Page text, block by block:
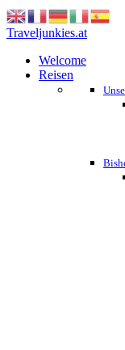
Traveljunkies.at
Welcome
Reisen